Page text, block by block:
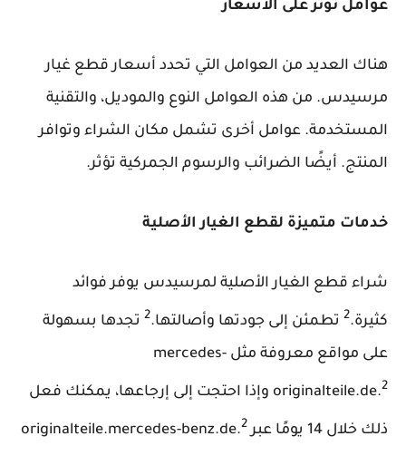
عوامل تؤثر على الأسعار
هناك العديد من العوامل التي تحدد أسعار قطع غيار
مرسيدس. من هذه العوامل النوع والموديل، والتقنية
المستخدمة. عوامل أخرى تشمل مكان الشراء وتوافر
المنتج. أيضًا الضرائب والرسوم الجمركية تؤثر.
خدمات متميزة لقطع الغيار الأصلية
شراء قطع الغيار الأصلية لمرسيدس يوفر فوائد
كثيرة.2 تطمئن إلى جودتها وأصالتها.2 تجدها بسهولة
على مواقع معروفة مثل mercedes-
originalteile.de.2 وإذا احتجت إلى إرجاعها، يمكنك فعل
ذلك خلال 14 يومًا عبر originalteile.mercedes-benz.de. 2